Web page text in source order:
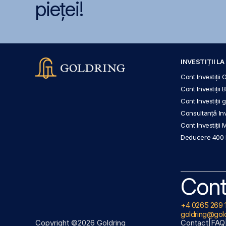
pieței!
INVESTIȚII LA
Cont Investiții
Cont Investiții
Cont Investiții
Consultanță
Cont Investiții
Deducere 400
+4 0265 269
Copyright ©2026 Goldring
Contact FAQ